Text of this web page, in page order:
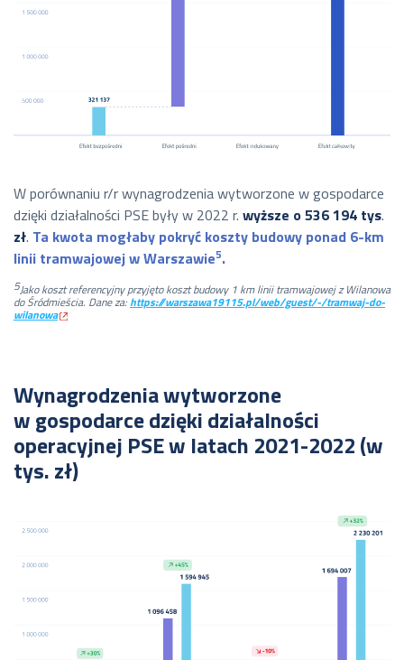
W porównaniu r/r wynagrodzenia wytworzone w gospodarce
dzięki działalności PSE były w 2022 r. wyższe o 536 194 tys.
zł. Ta kwota mogłaby pokryć koszty budowy ponad 6-km
linii tramwajowej w Warszawie5.
5Jako koszt referencyjny przyjęto koszt budowy 1 km linii tramwajowej z Wilanowa
do Śródmieścia. Dane za:https://warszawa19115.pl/web/guest/-/tramwaj-do-
wilanowa
Wynagrodzenia wytworzone
w gospodarce dzięki działalności
operacyjnej PSE w latach 2021-2022 (w
tys. zł)